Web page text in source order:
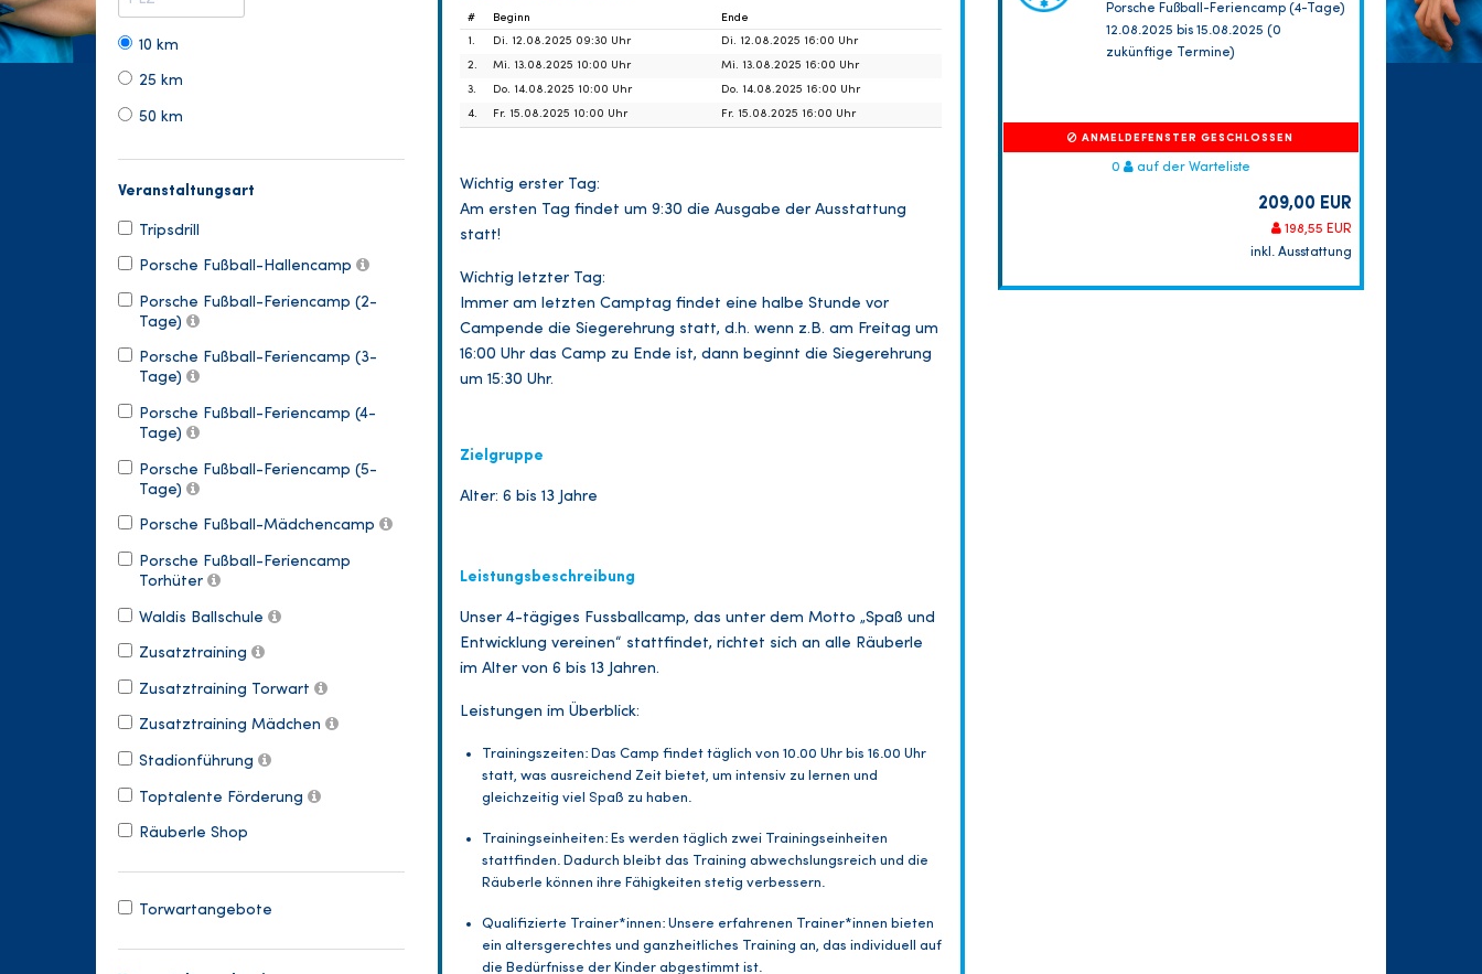
10 km
25 km
50 km
Veranstaltungsart
Tripsdrill
Porsche Fußball-Hallencamp
Porsche Fußball-Feriencamp (2-
Tage)
Porsche Fußball-Feriencamp (3-
Tage)
Porsche Fußball-Feriencamp (4-
Tage)
Porsche Fußball-Feriencamp (5-
Tage)
Porsche Fußball-Mädchencamp
Porsche Fußball-Feriencamp
Torhüter
Waldis Ballschule
Zusatztraining
Zusatztraining Torwart
Zusatztraining Mädchen
Stadionführung
Toptalente Förderung
Räuberle Shop
Torwartangebote
# Beginn
Ende
1.
Di. 12.08.2025 09:30 Uhr
Di. 12.08.2025 16:00 Uhr
2.
Mi. 13.08.2025 10:00 Uhr
Mi. 13.08.2025 16:00 Uhr
3.
Do. 14.08.2025 10:00 Uhr
Do. 14.08.2025 16:00 Uhr
4.
Fr. 15.08.2025 10:00 Uhr Fr. 15.08.2025 16:00 Uhr
Wichtig erster Tag:
Am ersten Tag findet um 9:30 die Ausgabe der Ausstattung
statt!
Wichtig letzter Tag:
Immer am letzten Camptag findet eine halbe Stunde vor
Campende die Siegerehrung statt, d.h. wenn z.B. am Freitag um
16:00 Uhr das Camp zu Ende ist, dann beginnt die Siegerehrung
um 15:30 Uhr.
Zielgruppe
Alter: 6 bis 13 Jahre
Leistungsbeschreibung
Unser 4-tägiges Fussballcamp, das unter dem Motto „Spaß und
Entwicklung vereinen“ stattfindet, richtet sich an alle Räuberle
im Alter von 6 bis 13 Jahren.
Leistungen im Überblick:
Trainingszeiten: Das Camp findet täglich von 10.00 Uhr bis 16.00 Uhr
statt, was ausreichend Zeit bietet, um intensiv zu lernen und
gleichzeitig viel Spaß zu haben.
Trainingseinheiten: Es werden täglich zwei Trainingseinheiten
stattfinden. Dadurch bleibt das Training abwechslungsreich und die
Räuberle können ihre Fähigkeiten stetig verbessern.
Qualifizierte Trainer*innen: Unsere erfahrenen Trainer*innen bieten
ein altersgerechtes und ganzheitliches Training an, das individuell auf
die Bedürfnisse der Kinder abgestimmt ist.
Porsche Fußball-Feriencamp (4-Tage)
12.08.2025 bis 15.08.2025 (0
zukünftige Termine)
ANMELDEFENSTER GESCHLOSSEN
0 auf der Warteliste
209,00 EUR
198,55 EUR
inkl. Ausstattung